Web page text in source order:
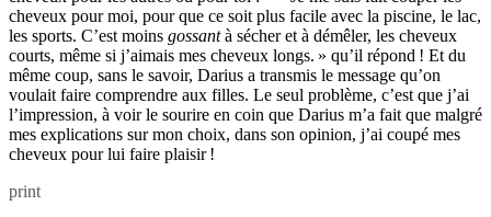
cheveux pour moi, pour que ce soit plus facile avec la piscine, le lac,
les sports. C’est moins gossantà sécher et à démêler, les cheveux
courts, même si j’aimais mes cheveux longs. » qu’il répond ! Et du
même coup, sans le savoir, Darius a transmis le message qu’on
voulait faire comprendre aux filles. Le seul problème, c’est que j’ai
l’impression, à voir le sourire en coin que Darius m’a fait que malgré
mes explications sur mon choix, dans son opinion, j’ai coupé mes
cheveux pour lui faire plaisir !
print